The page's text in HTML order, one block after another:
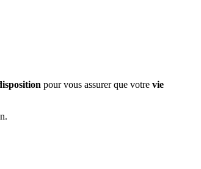
pour vous assurer que votre vie